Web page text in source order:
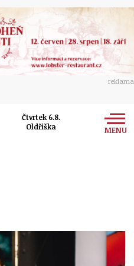
reklama
Čtvrtek 6.8.
Oldřiška
MENU